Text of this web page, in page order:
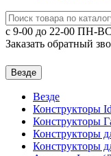
c 9-00 до 22-00 ПН-ВС
Заказать обратный
Везде
Везде
Конструкторы
Конструкторы
Конструкторы
Конструкторы